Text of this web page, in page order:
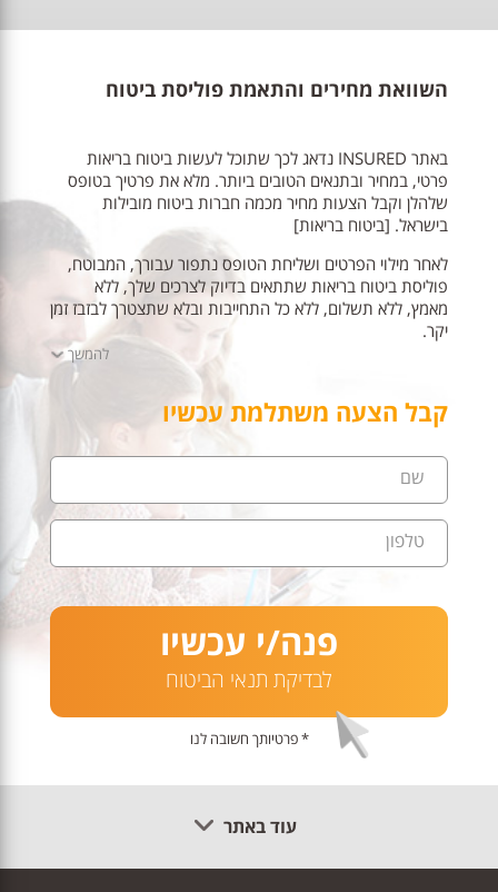
השוואת מחירים והתאמת פוליסת ביטוח
באתר INSURED נדאג לכך שתוכל לעשות ביטוח בריאות
פרטי, במחיר ובתנאים הטובים ביותר. מלא את פרטיך בטופס
שלהלן וקבל הצעות מחיר מכמה חברות ביטוח מובילות
בישראל. [ביטוח בריאות]
לאחר מילוי הפרטים ושליחת הטופס נתפור עבורך, המבוטח,
פוליסת ביטוח בריאות שתתאים בדיוק לצרכים שלך, ללא
מאמץ, ללא תשלום, ללא כל התחייבות ובלא שתצטרך לבזבז זמן
יקר.
להמשך
קבל הצעה משתלמת עכשיו
שם
טלפון
פנה/י עכשיו
לבדיקת תנאי הביטוח
* פרטיותך חשובה לנו
עוד באתר